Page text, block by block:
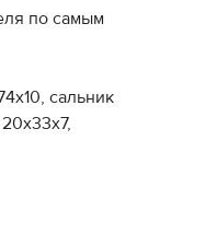
по самым
сальник